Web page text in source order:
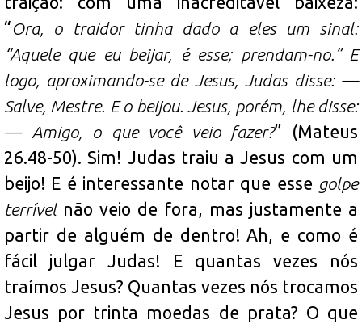
“Ora, o traidor tinha dado a eles um sinal:
“Aquele que eu beijar, é esse; prendam-no.” E
logo, aproximando-se de Jesus, Judas disse: —
Salve, Mestre. E o beijou. Jesus, porém, lhe disse:
— Amigo, o que você veio fazer?” (Mateus
26.48-50). Sim! Judas traiu a Jesus com um
beijo! E é interessante notar que esse golpe
terrívelnão veio de fora, mas justamente a
partir de alguém de dentro! Ah, e como é
fácil julgar Judas! E quantas vezes nós
traímos Jesus? Quantas vezes nós trocamos
Jesus por trinta moedas de prata? O que